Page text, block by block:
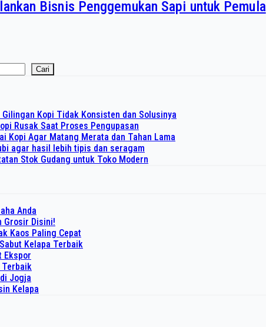
Bisnis Penggemukan Sapi untuk Pemula
Cari
Gilingan Kopi Tidak Konsisten dan Solusinya
Rusak Saat Proses Pengupasan
Kopi Agar Matang Merata dan Tahan Lama
agar hasil lebih tipis dan seragam
Stok Gudang untuk Toko Modern
Anda
Grosir Disini!
Kaos Paling Cepat
Kelapa Terbaik
Ekspor
Terbaik
Jogja
Kelapa